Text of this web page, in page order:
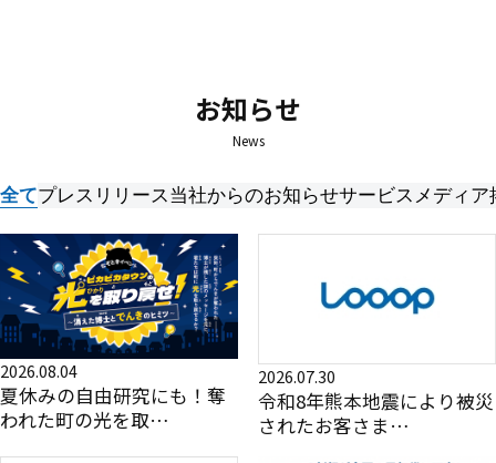
お知らせ
News
全てプレスリリース 当社からのお知らせサービス メディア
2026.08.04
夏休みの自由研究にも！奪
われた町の光を取…
2026.07.30
令和8年熊本地震により被災
されたお客さま…